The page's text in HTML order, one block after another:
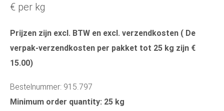
€ per kg
Prijzen zijn excl. BTW en excl. verzendkosten ( De
verpak-verzendkosten per pakket tot 25 kg zijn €
15.00)
Bestelnummer: 915.797
Minimum order quantity: 25 kg